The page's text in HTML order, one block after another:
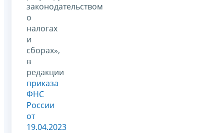
законодательством
о
налогах
и
сборах»,
в
редакции
приказа
ФНС
России
от
19.04.2023